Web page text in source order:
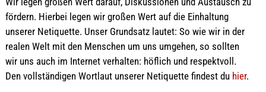
fördern. Hierbei legen wir großen Wert auf die Einhaltung
unserer Netiquette. Unser Grundsatz lautet: So wie wir in der
realen Welt mit den Menschen um uns umgehen, so sollten
wir uns auch im Internet verhalten: höflich und respektvoll.
Den vollständigen Wortlaut unserer Netiquette findest du hier.